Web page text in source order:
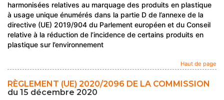
harmonisées relatives au marquage des produits en plastique
à usage unique énumérés dans la partie D de l’annexe de la
directive (UE) 2019/904 du Parlement européen et du Conseil
relative à la réduction de l’incidence de certains produits en
plastique sur l’environnement
Haut de page
RÈGLEMENT (UE) 2020/2096 DE LA COMMISSION
du 15 décembre 2020